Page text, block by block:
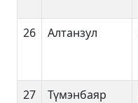
26 Алтанзул
27 Түмэнбаяр